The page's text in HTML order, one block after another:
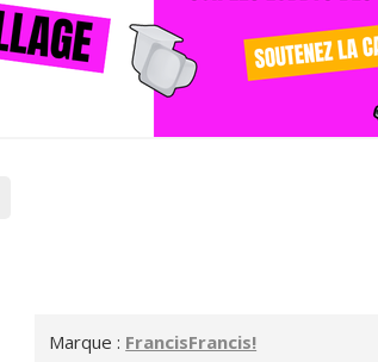
Marque : FrancisFrancis!